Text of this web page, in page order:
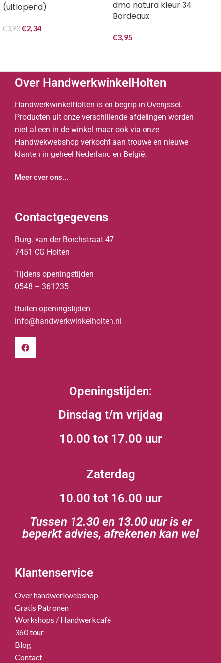
(uitlopend)
€3,90€2,34
dmc natura kleur 34
Bordeaux
€3,95
Over HandwerkwinkelHolten
HandwerkwinkelHolten is en begrip in Overijssel.
Producten uit onze verschillende afdelingen worden
niet alleen in de winkel maar ook via onze
Handwekwebshop verkocht aan trouwe en nieuwe
klanten in geheel Nederland en België.
Meer over ons...
Contactgegevens
Burg. van der Borchstraat 47
7451 CG Holten
Tijdens openingstijden
0548 – 361235
Buiten openingstijden
info@handwerkwinkelholten.nl
Openingstijden:
Dinsdag t/m vrijdag
10.00 tot 17.00 uur
Zaterdag
10.00 tot 16.00 uur
Tussen 12.30 en 13.00 uur is er
beperkt advies, afrekenen kan wel
Klantenservice
Over handwerkwebshop
Gratis Patronen
Workshops / Handwerkcafé
360 tour
Blog
Contact